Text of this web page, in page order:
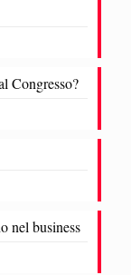
Congresso?
nel business